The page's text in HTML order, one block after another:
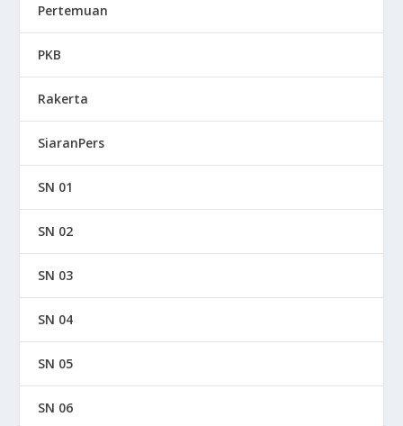
Pertemuan
PKB
Rakerta
SiaranPers
SN 01
SN 02
SN 03
SN 04
SN 05
SN 06